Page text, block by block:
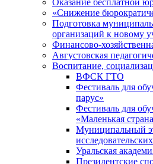
Оказание бесплатной
«Снижение
Подготовка
организаций к новому
Финансово-
Августовская
Воспитание,
ВФСК ГТО
Фестиваль для
парус»
Фестиваль для
«Маленькая
Муниципальный
Уральская
Президентские